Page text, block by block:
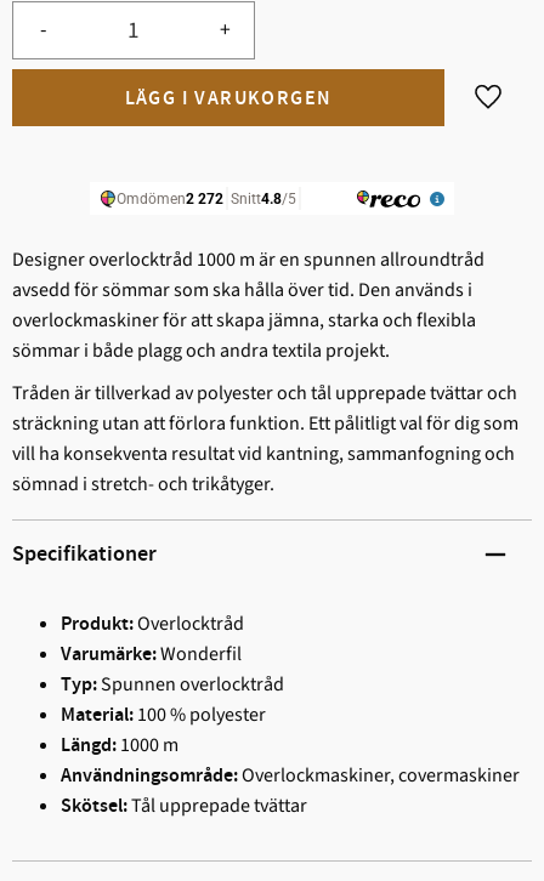
+
-
Lägg
Designer overlocktråd 1000 m är en spunnen allroundtråd
avsedd för sömmar som ska hålla över tid. Den används i
overlockmaskiner för att skapa jämna, starka och flexibla
sömmar i både plagg och andra textila projekt.
Tråden är tillverkad av polyester och tål upprepade tvättar och
sträckning utan att förlora funktion. Ett pålitligt val för dig som
vill ha konsekventa resultat vid kantning, sammanfogning och
sömnad i stretch- och trikåtyger.
Specifikationer
Produkt:Overlocktråd
Varumärke:Wonderfil
Typ:Spunnen overlocktråd
Material:100 % polyester
Längd:1000 m
Användningsområde:Overlockmaskiner, covermaskiner
Skötsel:Tål upprepade tvättar